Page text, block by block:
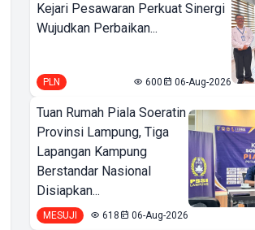
Kejari Pesawaran Perkuat Sinergi
Wujudkan Perbaikan...
PLN 600 06-Aug-2026
Tuan Rumah Piala Soeratin
Provinsi Lampung, Tiga
Lapangan Kampung
Berstandar Nasional
Disiapkan...
MESUJI 618 06-Aug-2026